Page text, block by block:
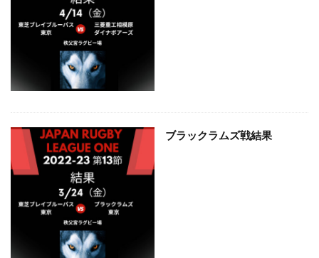
ブラックラムズ戦結果